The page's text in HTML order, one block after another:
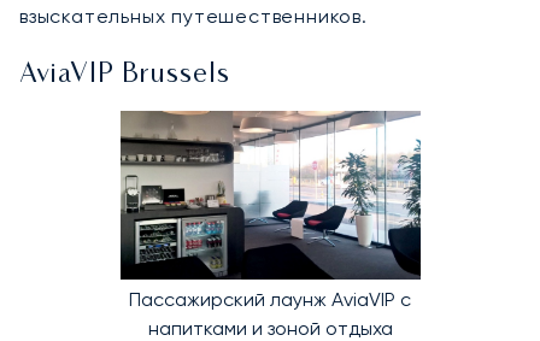
взыскательных путешественников.
AviaVIP Brussels
Пассажирский лаунж AviaVIP с
напитками и зоной отдыха